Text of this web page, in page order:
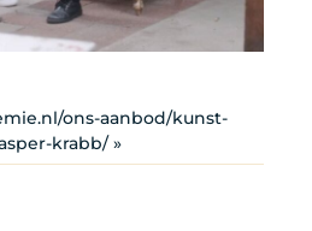
ons-aanbod/kunst-
krabb/ »